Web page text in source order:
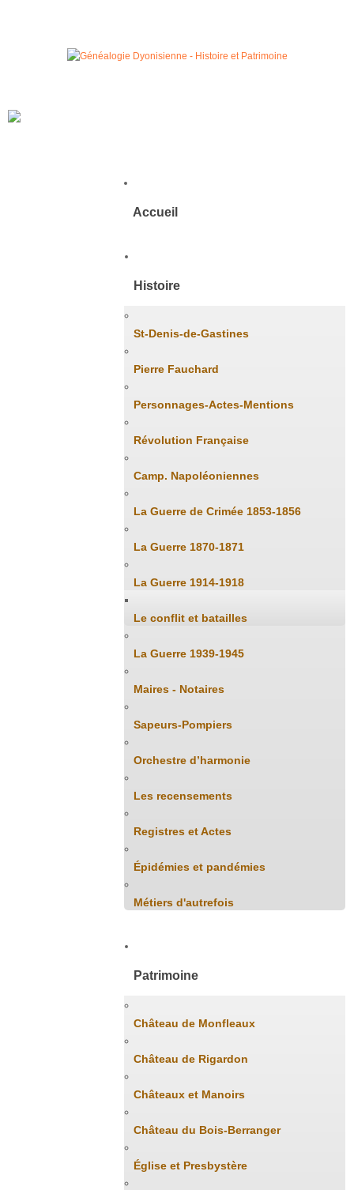
Accueil
Histoire
St-Denis-de-Gastines
Pierre Fauchard
Personnages-Actes-Mentions
Révolution Française
Camp. Napoléoniennes
La Guerre de Crimée 1853-1856
La Guerre 1870-1871
La Guerre 1914-1918
Le conflit et batailles
La Guerre 1939-1945
Maires - Notaires
Sapeurs-Pompiers
Orchestre d’harmonie
Les recensements
Registres et Actes
Épidémies et pandémies
Métiers d'autrefois
Patrimoine
Château de Monfleaux
Château de Rigardon
Châteaux et Manoirs
Château du Bois-Berranger
Église et Presbystère